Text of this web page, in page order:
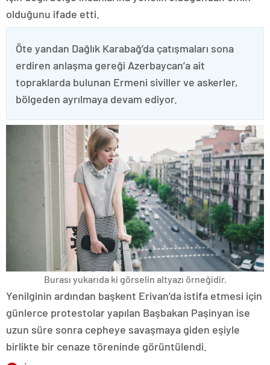
olduğunu ifade etti.
Öte yandan Dağlık Karabağ’da çatışmaları sona
erdiren anlaşma gereği Azerbaycan’a ait
topraklarda bulunan Ermeni siviller ve askerler,
bölgeden ayrılmaya devam ediyor.
Burası yukarıda ki görselin altyazı örneğidir.
Yenilginin ardından başkent Erivan’da istifa etmesi için
günlerce protestolar yapılan Başbakan Paşinyan ise
uzun süre sonra cepheye savaşmaya giden eşiyle
birlikte bir cenaze töreninde görüntülendi.